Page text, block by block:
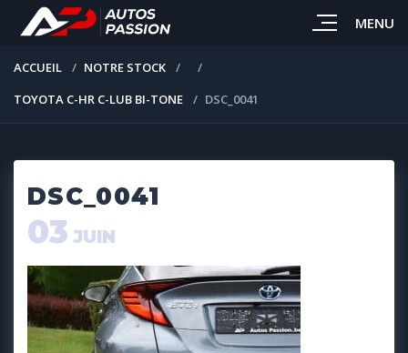
MENU
ACCUEIL
NOTRE STOCK
TOYOTA C-HR C-LUB BI-TONE
DSC_0041
DSC_0041
03 JUIN